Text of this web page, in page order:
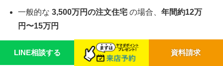
一般的な 3,500万円の注文住宅 の場合、 年間約12万
円〜15万円
土地の広さや評価額によって異なる
LINE相談する 資料請求